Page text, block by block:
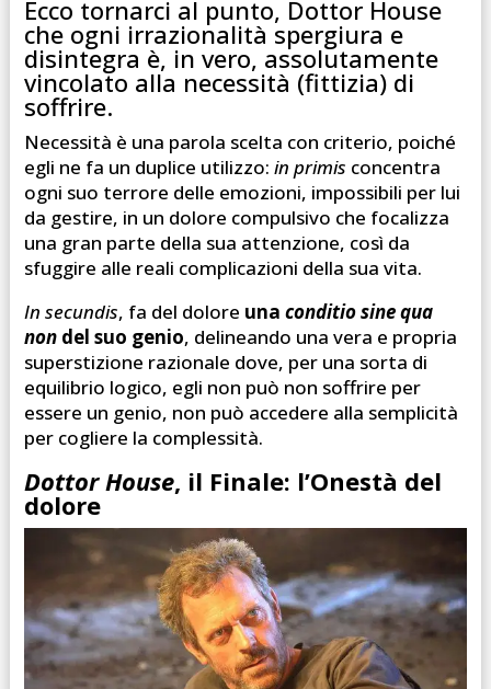
Ecco tornarci al punto, Dottor House
che ogni irrazionalità spergiura e
disintegra è, in vero, assolutamente
vincolato alla necessità (fittizia) di
soffrire.
Necessità è una parola scelta con criterio, poiché
egli ne fa un duplice utilizzo: in primis concentra
ogni suo terrore delle emozioni, impossibili per lui
da gestire, in un dolore compulsivo che focalizza
una gran parte della sua attenzione, così da
sfuggire alle reali complicazioni della sua vita.
In secundis, fa del dolore una conditio sine qua
nondel suo genio, delineando una vera e propria
superstizione razionale dove, per una sorta di
equilibrio logico, egli non può non soffrire per
essere un genio, non può accedere alla semplicità
per cogliere la complessità.
Dottor House, il Finale: l’Onestà del
dolore